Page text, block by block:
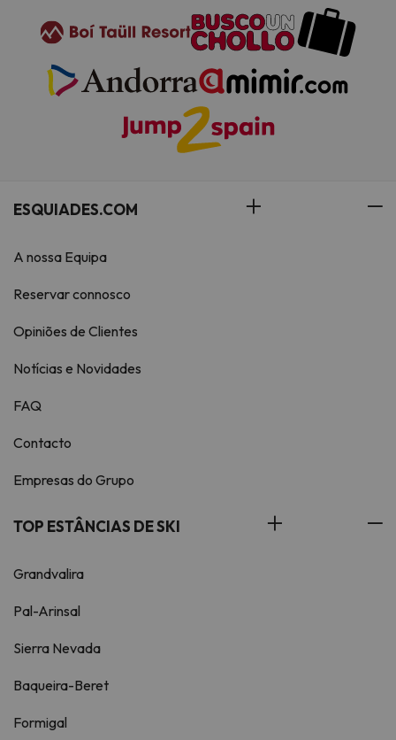
ESQUIADES.COM
A nossa Equipa
Reservar connosco
Opiniões de Clientes
Notícias e Novidades
FAQ
Contacto
Empresas do Grupo
TOP ESTÂNCIAS DE SKI
Grandvalira
Pal-Arinsal
Sierra Nevada
Baqueira-Beret
Formigal